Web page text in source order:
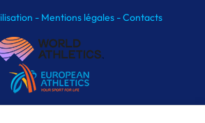
- Mentions légales -Contacts